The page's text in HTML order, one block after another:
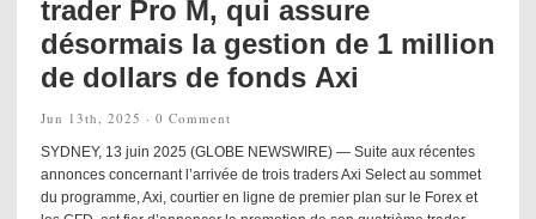
trader Pro M, qui assure
désormais la gestion de 1 million
de dollars de fonds Axi
Jun 13th, 2025 · 0 Comment
SYDNEY, 13 juin 2025 (GLOBE NEWSWIRE) — Suite aux récentes
annonces concernant l’arrivée de trois traders Axi Select au sommet
du programme, Axi, courtier en ligne de premier plan sur le Forex et